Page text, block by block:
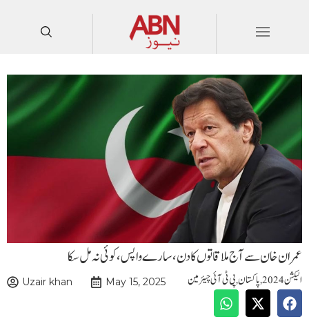
عمران خان سے آج ملاقاتوں کا دن،سارے واپس،کوئی نہ مل سکا
الیکشن 2024 ,پاکستان,پی ٹی آئی چیئرمین Uzair khan May 15, 2025